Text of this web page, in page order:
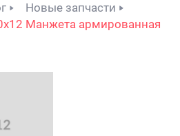
Новые запчасти
Манжета армированная